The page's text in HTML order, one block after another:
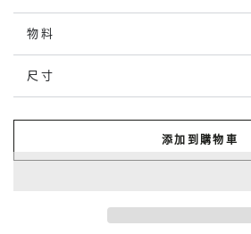
物料
尺寸
添加到購物車